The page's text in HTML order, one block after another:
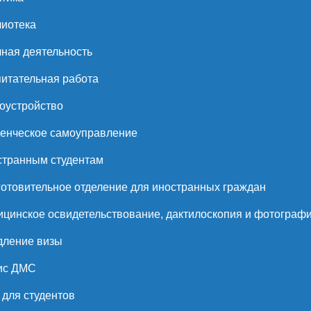
деятельность
работа
самоуправление
студентам
отделение для иностранных граждан
освидетельствование, дактилоскопия и
визы
ДМС
студентов